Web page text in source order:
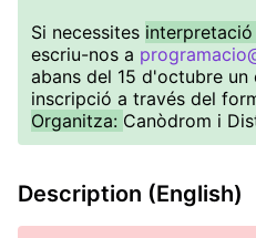
Si necessites
escriu-nos a
abans del 15 d'octubre
inscripció a través del
Organitza: Canòdrom i
Description (English)